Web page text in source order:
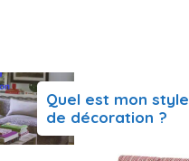
Quel est mon style
de décoration ?